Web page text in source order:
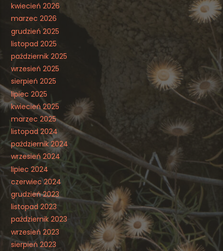
kwiecień 2026
marzec 2026
grudzień 2025
listopad 2025
październik 2025
wrzesień 2025
sierpień 2025
lipiec 2025
kwiecień 2025
marzec 2025
listopad 2024
październik 2024
wrzesień 2024
lipiec 2024
czerwiec 2024
grudzień 2023
listopad 2023
październik 2023
wrzesień 2023
sierpień 2023